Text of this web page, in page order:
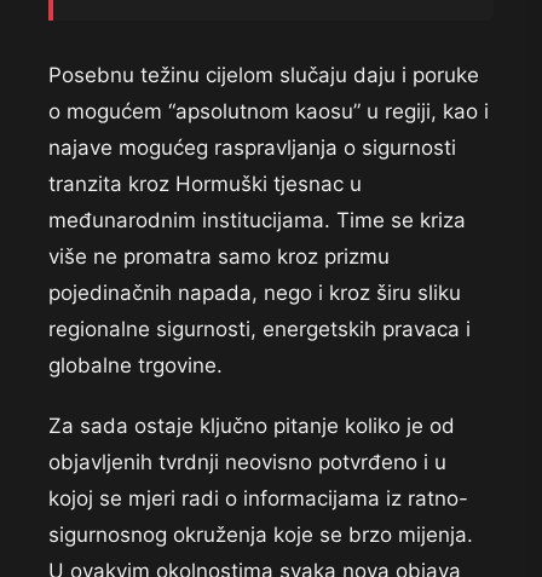
Posebnu težinu cijelom slučaju daju i poruke
o mogućem “apsolutnom kaosu” u regiji, kao i
najave mogućeg raspravljanja o sigurnosti
tranzita kroz Hormuški tjesnac u
međunarodnim institucijama. Time se kriza
više ne promatra samo kroz prizmu
pojedinačnih napada, nego i kroz širu sliku
regionalne sigurnosti, energetskih pravaca i
globalne trgovine.
Za sada ostaje ključno pitanje koliko je od
objavljenih tvrdnji neovisno potvrđeno i u
kojoj se mjeri radi o informacijama iz ratno-
sigurnosnog okruženja koje se brzo mijenja.
U ovakvim okolnostima svaka nova objava